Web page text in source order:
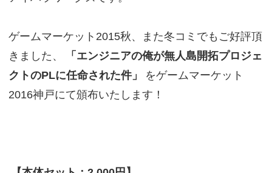
ゲームマーケット2015秋、また冬コミでもご好評頂
きました、
「エンジニアの俺が無人島開拓プロジェ
クトのPLに任命された件」
をゲームマーケット
2016神戸にて頒布いたします！